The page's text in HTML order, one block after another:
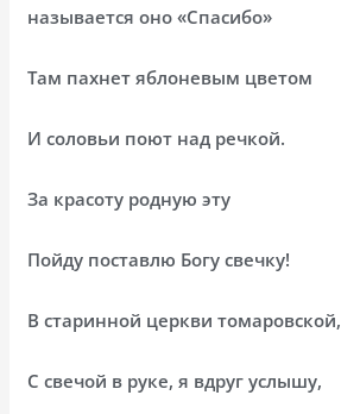
называется оно «Спасибо»
Там пахнет яблоневым цветом
И соловьи поют над речкой.
За красоту родную эту
Пойду поставлю Богу свечку!
В старинной церкви томаровской,
С свечой в руке, я вдруг услышу,